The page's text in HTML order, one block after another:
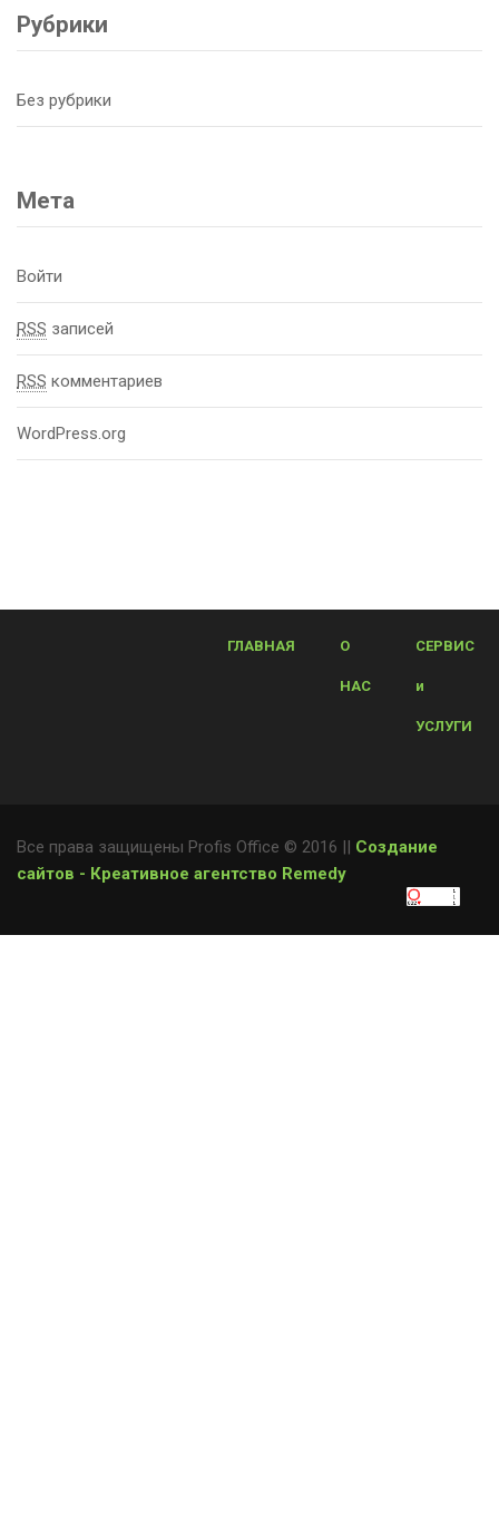
Рубрики
Без рубрики
Мета
Войти
RSS записей
RSS комментариев
WordPress.org
ГЛАВНАЯ О
НАС
СЕРВИС
и
УСЛУГИ
Все права защищены Profis Office © 2016 || Создание
сайтов - Креативное агентство Remedy